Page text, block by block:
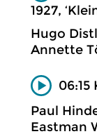
1927,
Hugo
Annette
06:15
Paul
Eastman